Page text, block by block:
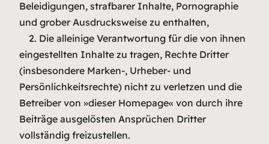
Beleidigungen, strafbarer Inhalte, Pornographie
und grober Ausdrucksweise zu enthalten,
2. Die alleinige Verantwortung für die von ihnen
eingestellten Inhalte zu tragen, Rechte Dritter
(insbesondere Marken-, Urheber- und
Persönlichkeitsrechte) nicht zu verletzen und die
Betreiber von »dieser Homepage« von durch ihre
Beiträge ausgelösten Ansprüchen Dritter
vollständig freizustellen.